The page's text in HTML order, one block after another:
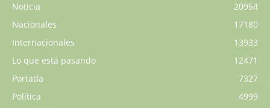
Noticia
20954
Nacionales
17180
Internacionales
13933
Lo que está pasando
12471
Portada
7327
Política
4999